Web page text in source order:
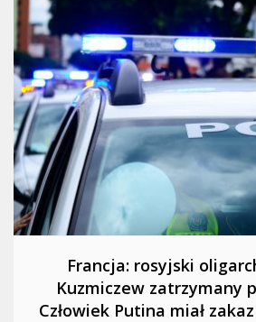
Francja: rosyjski
Kuzmiczew zatrzymany
Człowiek Putina miał